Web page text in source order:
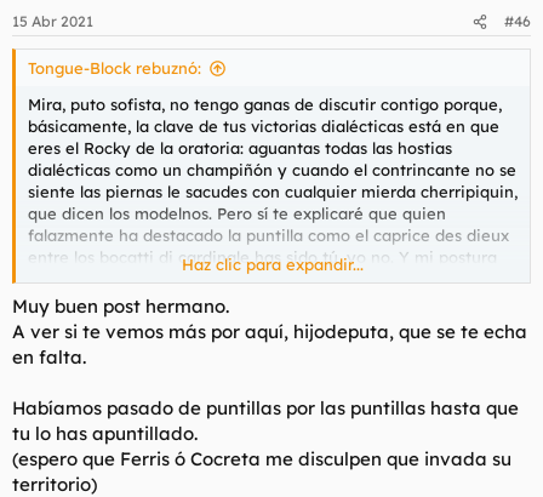
15 Abr 2021 #46
Tongue-Block rebuznó:
Mira, puto sofista, no tengo ganas de discutir contigo porque,
básicamente, la clave de tus victorias dialécticas está en que
eres el Rocky de la oratoria: aguantas todas las hostias
dialécticas como un champiñón y cuando el contrincante no se
siente las piernas le sacudes con cualquier mierda cherripiquin,
que dicen los modelnos. Pero sí te explicaré que quien
falazmente ha destacado la puntilla como el caprice des dieux
entre los bocatti di cardinale has sido tú, yo no. Y mi postura
era traer a colación tu craso error de creer, catetamente
querido amigo, que los "puntos" del huevo frito son un juego de
niños. Así que no me toques los huevos (nótese la fina ironía).
Haz clic para expandir...
Muy buen post hermano.
A ver si te vemos más por aquí, hijodeputa, que se te echa
en falta.
Habíamos pasado de puntillas por las puntillas hasta que
tu lo has apuntillado.
(espero que Ferris ó Cocreta me disculpen que invada su
territorio)